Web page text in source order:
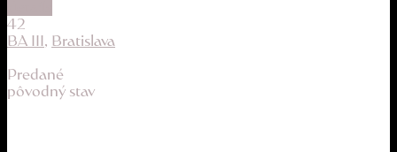
42
BA III, Bratislava
Predané
pôvodný stav